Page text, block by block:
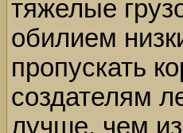
тяжелые
обилием
пропускать
создателям
лучше, чем